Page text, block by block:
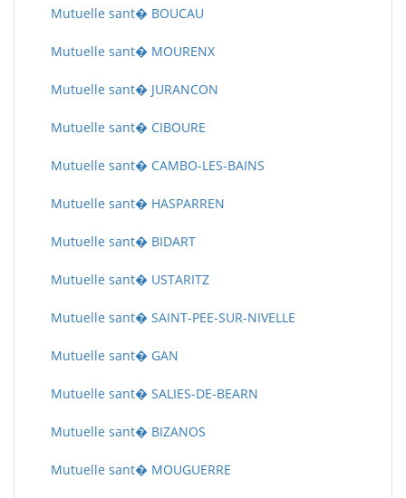
Mutuelle sant� BOUCAU
Mutuelle sant� MOURENX
Mutuelle sant� JURANCON
Mutuelle sant� CIBOURE
Mutuelle sant� CAMBO-LES-BAINS
Mutuelle sant� HASPARREN
Mutuelle sant� BIDART
Mutuelle sant� USTARITZ
Mutuelle sant� SAINT-PEE-SUR-NIVELLE
Mutuelle sant� GAN
Mutuelle sant� SALIES-DE-BEARN
Mutuelle sant� BIZANOS
Mutuelle sant� MOUGUERRE